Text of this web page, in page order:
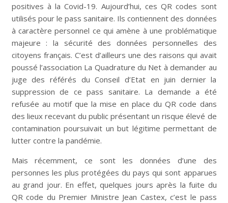
positives à la Covid-19. Aujourd’hui, ces QR codes sont
utilisés pour le pass sanitaire. Ils contiennent des données
à caractère personnel ce qui amène à une problématique
majeure : la sécurité des données personnelles des
citoyens français. C’est d’ailleurs une des raisons qui avait
poussé l’association La Quadrature du Net à demander au
juge des référés du Conseil d’Etat en juin dernier la
suppression de ce pass sanitaire. La demande a été
refusée au motif que la mise en place du QR code dans
des lieux recevant du public présentant un risque élevé de
contamination poursuivait un but légitime permettant de
lutter contre la pandémie.
Mais récemment, ce sont les données d’une des
personnes les plus protégées du pays qui sont apparues
au grand jour. En effet, quelques jours après la fuite du
QR code du Premier Ministre Jean Castex, c’est le pass